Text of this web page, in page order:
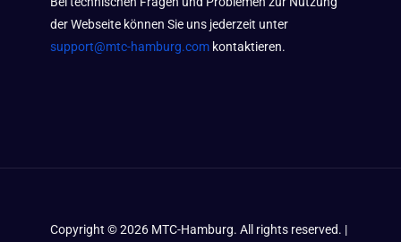
der Webseite können Sie uns jederzeit unter
support@mtc-hamburg.com kontaktieren.
Copyright ©2026 MTC-Hamburg. All rights reserved. |